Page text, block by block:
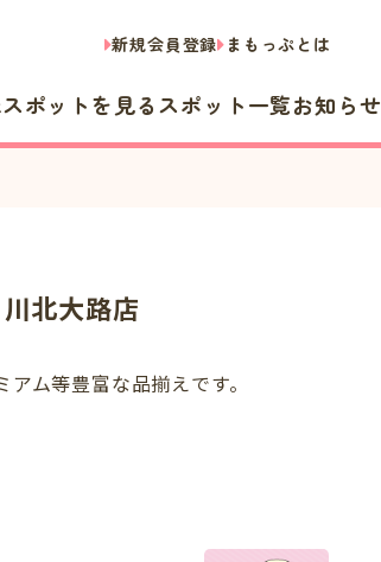
新規会員登録 まもっぷとは
ポットを見るスポット一覧お知らせ
北大路店
ム等豊富な品揃えです。